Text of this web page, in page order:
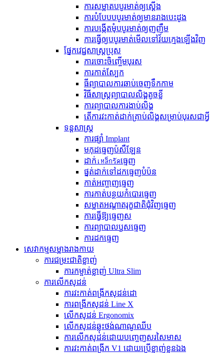
ការសម្អាតបបូរមាត់ឲ្យស្តើង
ការបំបែបបបូរមាត់ឲ្យមានរាងបេះដូង
ការបង្កើតមុំបបូរមាត់ឲ្យញញឹម
ការធ្វើឲ្យបបូរមាត់មើលទៅវ័យក្មេងឡើងវិញ
ផ្នែកវេជ្ជសាស្ត្រប្រុស
ការចោះចិញ្ចើមបុរស
ការកាត់ស្បែក
ធីព្យាបាលការឆាប់ចេញទឹកកាម
វិធីសាស្ត្រព្យាបាលលិង្គតូចខ្លី
ការព្យាបាលការងាប់លិង្គ
តើ​ការ​វះកាត់​ដាក់​គ្រាប់​លិង្គ​សម្រាប់​បុរស​ជា​អ្វី
ទន្តសាស្ត្រ
ការផ្សាំ Implant
មកុដធ្មេញប៉សឺឡែន
ដាក់เหล็กรัดធ្មេញ
ផ្នត់ដាក់ទៅដកធ្មេញបំប៉ន
កាត់អញ្ចាញធ្មេញ
ការ​កាត់​បន្ថយ​កំបោរ​ធ្មេញ
សម្អាតអណ្ដាតរុក្ខជាតិជុំវិញធ្មេញ
ការធ្វើឱ្យធ្មេញស
ការ​ព្យាបាល​ឫស​ធ្មេញ
ការដកធ្មេញ
សេវាកម្មសម្អាងរាងកាយ
ការជម្រះជាតិខ្លាញ់
ការកម្ចាត់ខ្លាញ់ Ultra Slim
ការលើកសុដន់
ការ​វះកាត់​ពង្រីក​សុដន់​ដោ
ការ​ពង្រីក​សុដន់ Line X
លើកសុដន់ Ergonomix
លើកសុដន់ឆ្លុះថង់ណាណូឈីប
ការលើកសុដន់ដោយបញ្ចេញសរសៃមាស
ការវះកាត់ពង្រីក V1 ដោយប្រើខ្លាញ់ខ្លួនឯង